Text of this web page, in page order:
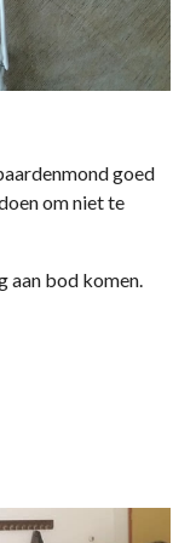
goed
om niet te
aan bod komen.